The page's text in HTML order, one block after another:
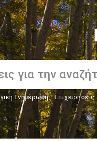
Ενημέρωση, Επιχειρήσεις